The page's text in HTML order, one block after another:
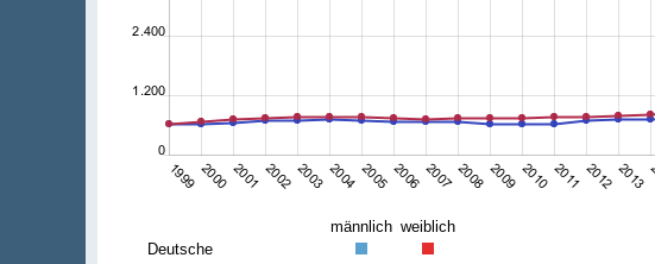
männlich weiblich
Deutsche